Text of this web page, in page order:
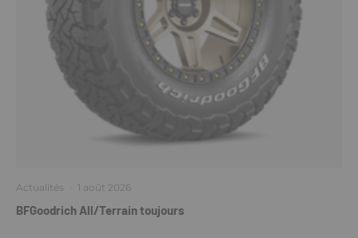
Actualités · 1 août 2026
BFGoodrich All/Terrain toujours